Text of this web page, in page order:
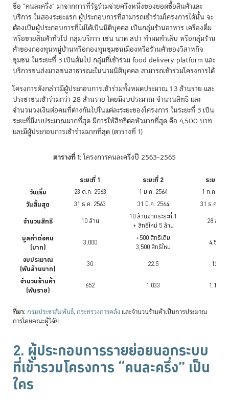
ชื่อ “คนละครึ่ง” มาจากการที่รัฐร่วมจ่ายครึ่งหนึ่งของยอดซื้อสินค้าและ
บริการ ในสองระยะแรก ผู้ประกอบการที่สามารถเข้าร่วมโครงการได้นั้น จะ
ต้องเป็นผู้ประกอบการที่ไม่ได้เป็นนิติบุคคล เป็นกลุ่มร้านอาหาร เครื่องดื่ม
หรือขายสินค้าทั่วไป กลุ่มบริการ เช่น นวด สปา ทำผมทำเล็บ หรือกลุ่มร้าน
ค้าของกองทุนหมู่บ้านหรือกองทุนชุมชนเมืองหรือร้านค้าของวิสาหกิจ
ชุมชน ในระยะที่ 3 เป็นต้นไป กลุ่มที่เข้าร่วม food delivery platform และ
บริการขนส่งมวลชนสาธารณะในนามนิติบุคคล สามารถเข้าร่วมโครงการได้
โครงการดังกล่าวมีผู้ประกอบการเข้าร่วมทั้งหมดประมาณ 1.3 ล้านราย และ
ประชาชนเข้าร่วมกว่า 28 ล้านราย โดยมีงบประมาณ จำนวนสิทธิ และ
จำนวนวงเงินต่อคนที่ต่างกันไปในแต่ละระยะของโครงการ ในระยะที่ 3 เป็น
ระยะที่มีงบประมาณมากที่สุด มีการให้สิทธิต่อหัวมากที่สุด คือ 4,500 บาท
และมีผู้ประกอบการเข้าร่วมมากที่สุด (ตารางที่ 1)
ตารางที่ 1: โครงการคนละครึ่งปี 2563–2565
ระยะที่ 1 ระยะที่ 2
ระยะที่ 3
วันเริ่ม
23 ต.ค. 2563 1 ม.ค. 2564 1 ก.ค.
วันสิ้นสุด 31 ธ.ค. 2563 31 มี.ค. 2564 31 ธ.ค.
จำนวนสิทธิ 10 ล้าน
10 ล้านจากระยะที่ 1
+ สิทธิใหม่ 5 ล้าน
28 ล้าน
มูลค่าต่อคน
(บาท)
3,000
+500 สิทธิเดิม
3,500 สิทธิใหม่
4,500
งบประมาณ
(พันล้านบาท)
30 22.5 126
จำนวนร้านค้า
(พันราย)
652 1,033 1,129
ที่มา: กรมประชาสัมพันธ์,กระทรวงการคลัง และจำนวนร้านค้าเป็นการประมาณ
การโดยคณะผู้วิจัย
2. ผู้ประกอบการรายย่อยนอกระบบ
ที่เข้ารวมโครงการ “คนละครึ่ง” เป็น
ใคร